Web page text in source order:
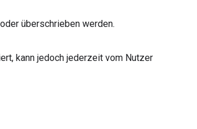
überschrieben werden.
kann jedoch jederzeit vom Nutzer